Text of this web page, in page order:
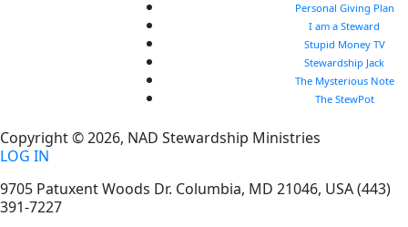
Personal Giving Plan
I am a Steward
Stupid Money TV
Stewardship Jack
The Mysterious Note
The StewPot
Copyright © 2026, NAD Stewardship Ministries
LOG IN
9705 Patuxent Woods Dr. Columbia, MD 21046, USA(443)
391-7227